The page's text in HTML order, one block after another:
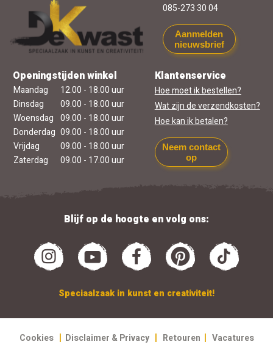
085-273 30 04
Aanmelden
nieuwsbrief
Openingstijden winkel
Maandag
12.00 - 18.00 uur
Dinsdag
09.00 - 18.00 uur
Woensdag 09.00 - 18.00 uur
Donderdag 09.00 - 18.00 uur
Vrijdag
09.00 - 18.00 uur
Zaterdag
09.00 - 17.00 uur
Klantenservice
Hoe moet ik bestellen?
Wat zijn de verzendkosten?
Hoe kan ik betalen?
Neem contact
op
Blijf op de hoogte en volg ons:
Speciaalzaak in kunst en creativiteit!
Cookies | Disclaimer & Privacy | Retouren | Vacatures